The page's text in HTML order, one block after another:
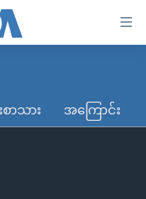
ာသား အကြောင်း